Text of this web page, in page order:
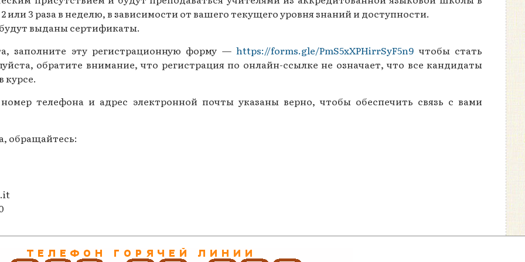
3 раза в неделю, в зависимости от вашего текущего уровня знаний и доступности.
выданы сертификаты.
заполните эту регистрационную форму —https://forms.gle/PmS5xXPHirrSyF5n9чтобы стать
обратите внимание, что регистрация по онлайн-ссылке не означает, что все кандидаты
курсе.
телефона и адрес электронной почты указаны верно, чтобы обеспечить связь с вами
обращайтесь: